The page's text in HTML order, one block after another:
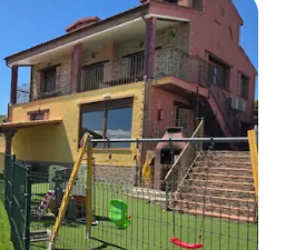
s oznakom „Odabrali gosti”